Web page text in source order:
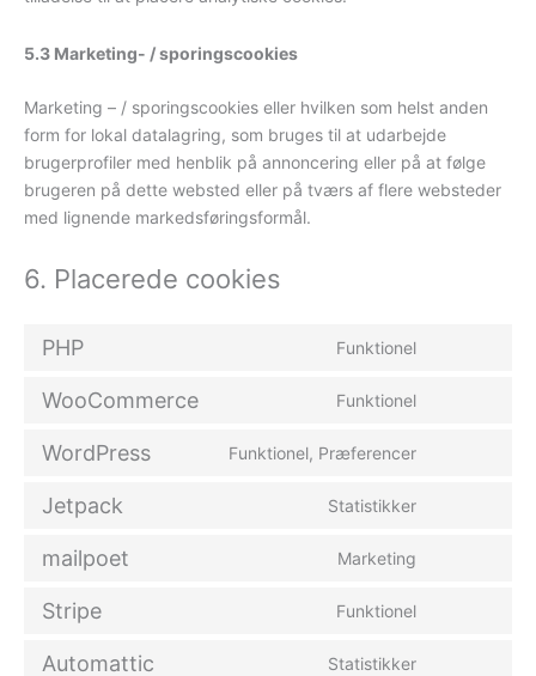
5.3 Marketing- / sporingscookies
Marketing – / sporingscookies eller hvilken som helst anden
form for lokal datalagring, som bruges til at udarbejde
brugerprofiler med henblik på annoncering eller på at følge
brugeren på dette websted eller på tværs af flere websteder
med lignende markedsføringsformål.
6. Placerede cookies
PHP Funktionel
WooCommerce Funktionel
WordPress Funktionel, Præferencer
Jetpack Statistikker
mailpoet Marketing
Stripe Funktionel
Automattic Statistikker